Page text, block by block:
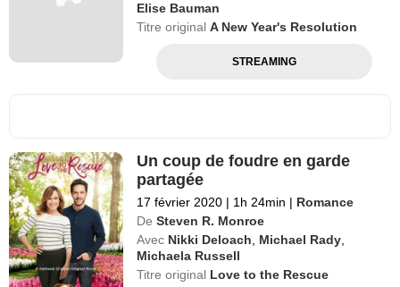
Elise Bauman
Titre originalA New Year's Resolution
STREAMING
Un coup de foudre en garde
partagée
17 février 2020 | 1h 24min | Romance
De Steven R. Monroe
Avec Nikki Deloach Michael Rady
Michaela Russell
Titre original Love to the Rescue